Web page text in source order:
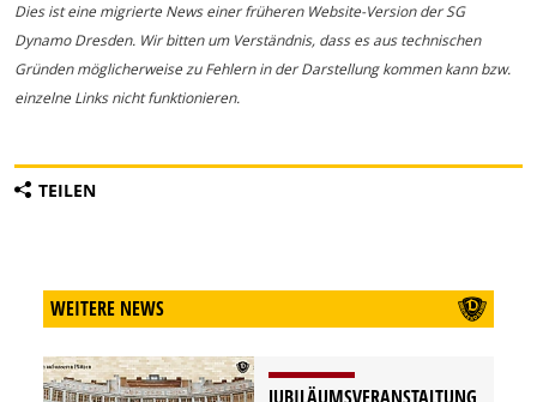
Dies ist eine migrierte News einer früheren Website-Version der SG
Dynamo Dresden. Wir bitten um Verständnis, dass es aus technischen
Gründen möglicherweise zu Fehlern in der Darstellung kommen kann bzw.
einzelne Links nicht funktionieren.
TEILEN
WEITERE NEWS